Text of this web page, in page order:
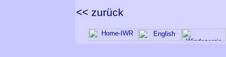
<< zurück